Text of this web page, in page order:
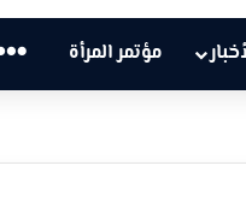
مؤتمر المرأة